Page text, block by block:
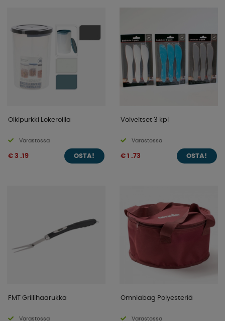
Olkipurkki Lokeroilla
Varastossa
€ 3 .19 OSTA!
Voiveitset 3 kpl
Varastossa
€ 1 .73 OSTA!
FMT Grillihaarukka
Varastossa
Omniabag Polyesteriä
Varastossa